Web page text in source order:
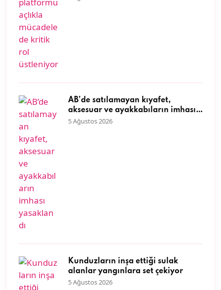
AB’de satılamayan kıyafet,
aksesuar ve ayakkabıların imhası
yasaklandı
5 Ağustos 2026
Kunduzların inşa ettiği sulak
alanlar yangınlara set çekiyor
5 Ağustos 2026